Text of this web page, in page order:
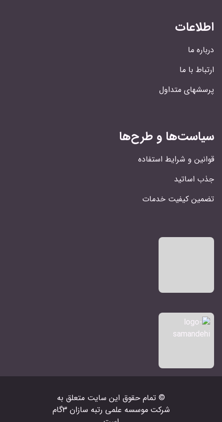
اطلاعات
درباره ما
ارتباط با ما
پرسشهای متداول
سیاست‌ها و طرح‌ها
قوانین و شرایط استفاده
جذب اساتید
تضمین کیفیت خدمات
© تمام حقوق اين سايت متعلق به
شرکت‌ موسسه علمی رتبه سازان 3گام